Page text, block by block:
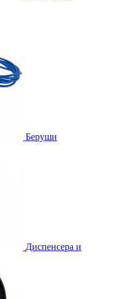
Беруши
Диспенсера и